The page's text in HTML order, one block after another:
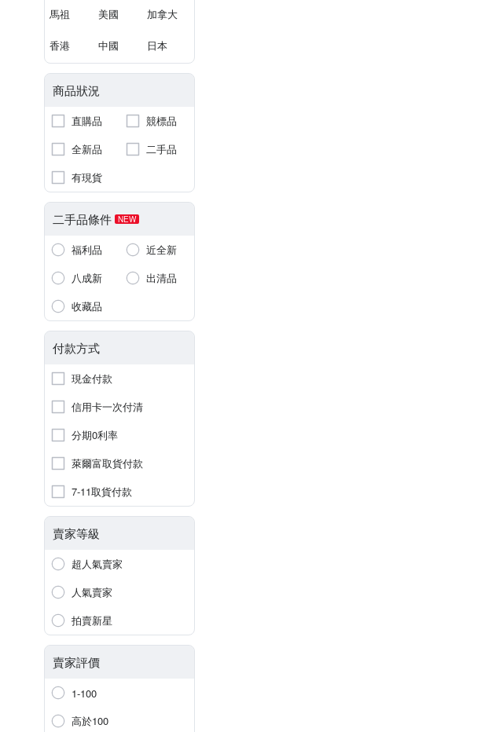
馬祖 美國 加拿大
香港 中國 日本
商品狀況
直購品
競標品
全新品
二手品
有現貨
二手品條件 NEW
福利品
近全新
八成新
出清品
收藏品
付款方式
現金付款
信用卡一次付清
分期0利率
萊爾富取貨付款
7-11取貨付款
賣家等級
超人氣賣家
人氣賣家
拍賣新星
賣家評價
1-100
高於100